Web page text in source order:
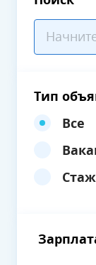
Тип
Все